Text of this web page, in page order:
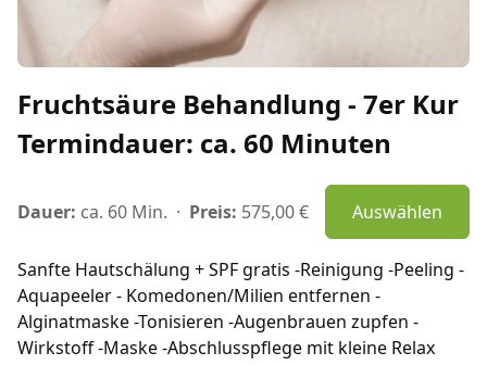
Fruchtsäure Behandlung - 7er Kur
Termindauer: ca. 60 Minuten
Dauer: ca. 60 Min. · Preis: 575,00 € Auswählen
Sanfte Hautschälung + SPF gratis -Reinigung -Peeling -
Aquapeeler - Komedonen/Milien entfernen -
Alginatmaske -Tonisieren -Augenbrauen zupfen -
Wirkstoff -Maske -Abschlusspflege mit kleine Relax